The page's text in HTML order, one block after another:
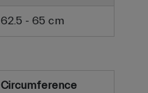
62.5 - 65 cm
Circumference